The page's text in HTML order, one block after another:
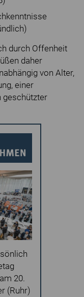
durch Offenheit
daher
von Alter,
einer
geschützter
20.
(Ruhr)